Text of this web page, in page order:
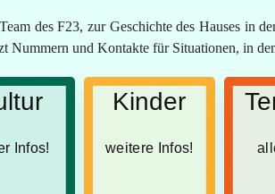
des F23, zur Geschichte des Hauses in
Nummern und Kontakte für Situationen, in
Infos!
Kinder
weitere Infos!